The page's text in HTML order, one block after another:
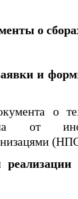
о
и
о
от